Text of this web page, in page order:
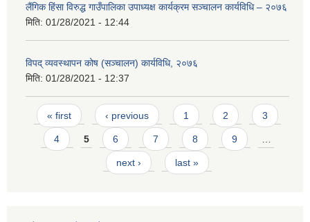
लैंगिक हिंसा विरुद्ध गाउँपालिका उपाध्यक्ष कार्यक्रम सञ्चालन कार्यविधि – २०७६
मिति: 01/28/2021 - 12:44
विपद् व्यवस्थापन कोष (सञ्चालन) कार्यविधि, २०७६
मिति: 01/28/2021 - 12:37
Pages
« first ‹ previous 1 2 3
4 5 6 7 8 9
next › last »